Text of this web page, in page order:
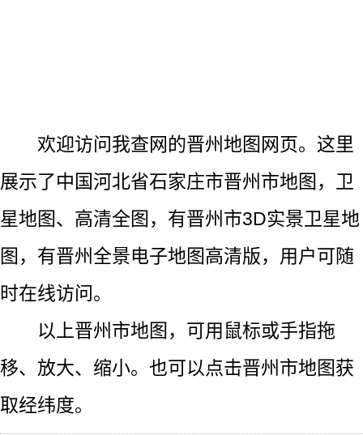
欢迎访问我查网的晋州地图网页。这里
展示了中国河北省石家庄市晋州市地图，卫
星地图、高清全图，有晋州市3D实景卫星地
图，有晋州全景电子地图高清版，用户可随
时在线访问。
以上晋州市地图，可用鼠标或手指拖
移、放大、缩小。也可以点击晋州市地图获
取经纬度。